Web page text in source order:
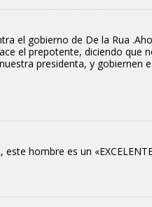
el gobierno de De la Rua
el prepotente, diciendo que
presidenta, y gobiernen
hombre es un